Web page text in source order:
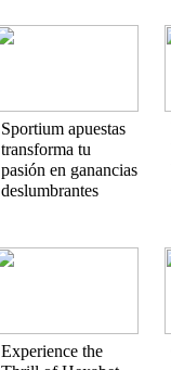
Sportium apuestas
transforma tu
pasión en ganancias
deslumbrantes
Experience the